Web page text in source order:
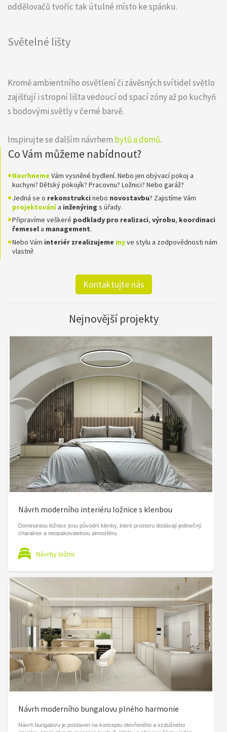
oddělovačů tvoříc tak útulné místo ke spánku.
Světelné lišty
Kromě ambientního osvětlení či závěsných svítidel světlo
zajišťují i stropní lišta vedoucí od spací zóny až po kuchyň
s bodovými světly v černé barvě.
Inspirujte se dalším návrhem bytů a domů.
Co Vám můžeme nabídnout?
Navrhneme Vám vysněné bydlení. Nebo jen obývací pokoj a
kuchyni? Dětský pokojík? Pracovnu? Ložnici? Nebo garáž?
Jedná se o rekonstrukci nebo novostavbu? Zajistíme Vám
projektovánía inženýring s úřady.
Připravíme veškeré podklady pro realizaci, výrobu, koordinaci
řemesela management.
Nebo Vám interiér zrealizujeme myve stylu a zodpovědnosti nám
vlastní!
Kontaktujte nás
Nejnovější projekty
Návrh moderního interiéru ložnice s klenbou
Dominantou ložnice jsou původní klenby, které prostoru dodávají jedinečný
charakter a neopakovatelnou atmosféru.
Návrhy ložnic
Návrh moderního bungalovu plného harmonie
Návrh bungalovu je postaven na konceptu otevřeného a vzdušného